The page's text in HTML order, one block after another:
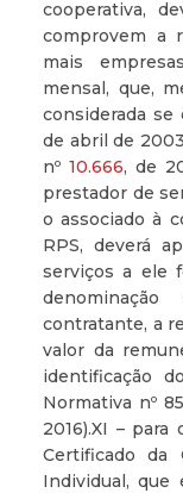
cooperativa,
comprovem a
mais
mensal, que,
considerada
de abril de
nº 10.666, de
prestador de
o associado à
RPS, deverá
serviços a ele
contratante, a
valor da
identificação
Normativa nº
2016).XI –
Certificado da
Individual, que